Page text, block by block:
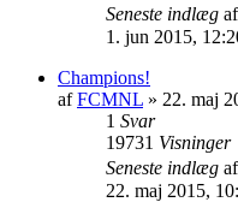
Seneste indlæg af
1. jun 2015,
Champions!
afFCMNL » 22. maj
1 Svar
19731 Visninger
Seneste indlæg af
22. maj 2015,